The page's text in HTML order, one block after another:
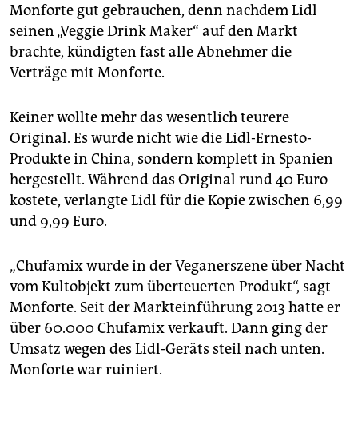
Monforte gut gebrauchen, denn nachdem Lidl
seinen „Veggie Drink Maker“ auf den Markt
brachte, kündigten fast alle Abnehmer die
Verträge mit Monforte.
Keiner wollte mehr das wesentlich teurere
Original. Es wurde nicht wie die Lidl-Ernesto-
Produkte in China, sondern komplett in Spanien
hergestellt. Während das Original rund 40 Euro
kostete, verlangte Lidl für die Kopie zwischen 6,99
und 9,99 Euro.
„Chufamix wurde in der Veganerszene über Nacht
vom Kultobjekt zum überteuerten Produkt“, sagt
Monforte. Seit der Markteinführung 2013 hatte er
über 60.000 Chufamix verkauft. Dann ging der
Umsatz wegen des Lidl-Geräts steil nach unten.
Monforte war ruiniert.